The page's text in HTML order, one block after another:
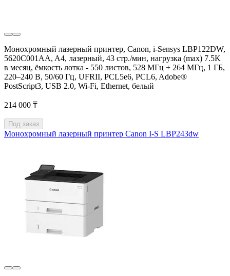
Монохромный лазерный принтер, Canon, i-Sensys LBP122DW,
5620C001AA, A4, лазерный, 43 стр./мин, нагрузка (max) 7.5K
в месяц, ёмкость лотка - 550 листов, 528 МГц + 264 МГц, 1 ГБ,
220–240 В, 50/60 Гц, UFRII, PCL5e6, PCL6, Adobe®
PostScript3, USB 2.0, Wi-Fi, Ethernet, белый
214 000 ₸
Под заказ
Монохромный лазерный принтер Canon I-S LBP243dw